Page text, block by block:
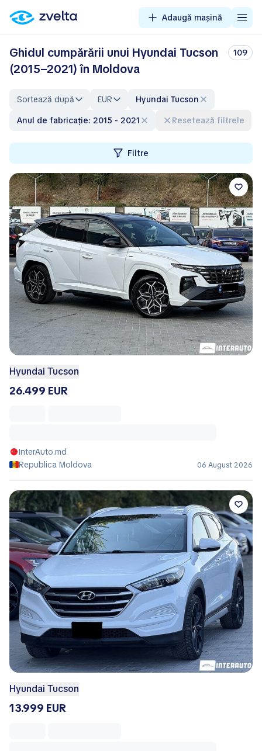
Adaugă mașină
Ghidul cumpărării unui Hyundai Tucson
(2015–2021) în Moldova
109
Sortează după EUR
Hyundai Tucson
Anul de fabricație: 2015 - 2021
Resetează filtrele
Filtre
Hyundai Tucson
26.499 EUR
InterAuto.md
Republica Moldova
06 August 2026
Hyundai Tucson
13.999 EUR